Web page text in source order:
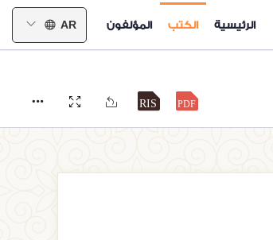
الرئيسية الكتب المؤلفون AR